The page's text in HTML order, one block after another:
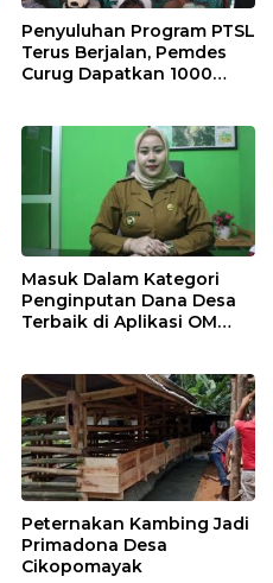
Penyuluhan Program PTSL
Terus Berjalan, Pemdes
Curug Dapatkan 1000
Masuk Dalam Kategori
Penginputan Dana Desa
Terbaik di Aplikasi OM
Kerjasama Semua Pihak
Peternakan Kambing Jadi
Primadona Desa
Cikopomayak